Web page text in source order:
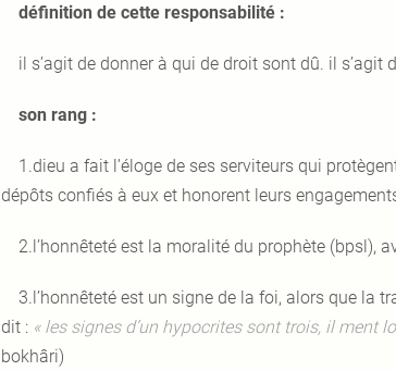
définition de cette responsabilité :
il s’agit de donner à qui de droit sont dû. il
son rang :
1.dieu a fait l’éloge de ses serviteurs qui
dépôts confiés à eux et honorent leurs
2.l’honnêteté est la moralité du prophète (bpsl),
3.l’honnêteté est un signe de la foi, alors que la
dit : « les signes d’un hypocrites sont trois, il ment
bokhâri)